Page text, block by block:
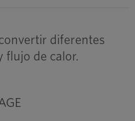
diferentes
flujo de calor.